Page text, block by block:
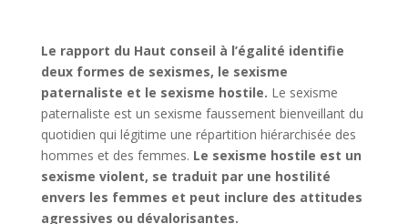
dI
n
A
p
p
g
e
Li
n
k
Le rapport du Haut conseil à l’égalité identifie
deux formes de sexismes, le sexisme
paternaliste et le sexisme hostile. Le sexisme
paternaliste est un sexisme faussement bienveillant du
quotidien qui légitime une répartition hiérarchisée des
hommes et des femmes. Le sexisme hostile est un
sexisme violent, se traduit par une hostilité
envers les femmes et peut inclure des attitudes
agressives ou dévalorisantes.